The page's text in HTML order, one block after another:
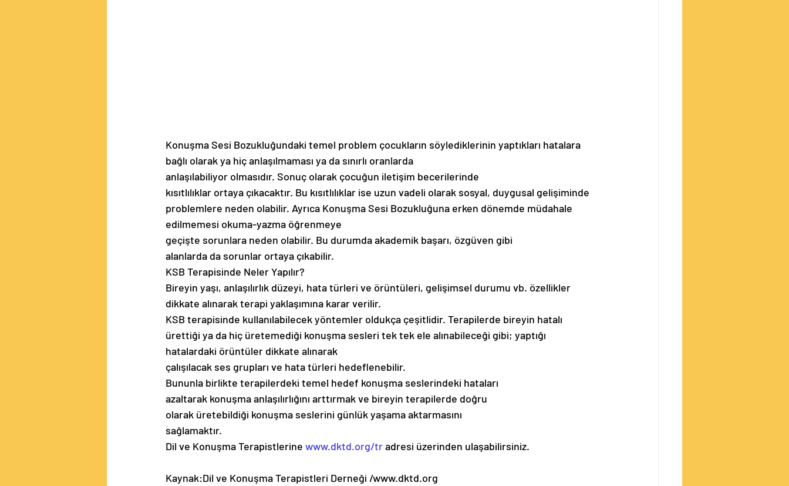
Konuşma Sesi Bozukluğundaki temel problem çocukların söylediklerinin yaptıkları hatalara
bağlı olarak ya hiç anlaşılmaması ya da sınırlı oranlarda
anlaşılabiliyor olmasıdır. Sonuç olarak çocuğun iletişim becerilerinde
kısıtlılıklar ortaya çıkacaktır. Bu kısıtlılıklar ise uzun vadeli olarak sosyal, duygusal gelişiminde
problemlere neden olabilir. Ayrıca Konuşma Sesi Bozukluğuna erken dönemde müdahale
edilmemesi okuma-yazma öğrenmeye
geçişte sorunlara neden olabilir. Bu durumda akademik başarı, özgüven gibi
alanlarda da sorunlar ortaya çıkabilir.
KSB Terapisinde Neler Yapılır?
Bireyin yaşı, anlaşılırlık düzeyi, hata türleri ve örüntüleri, gelişimsel durumu vb. özellikler
dikkate alınarak terapi yaklaşımına karar verilir.
KSB terapisinde kullanılabilecek yöntemler oldukça çeşitlidir. Terapilerde bireyin hatalı
ürettiği ya da hiç üretemediği konuşma sesleri tek tek ele alınabileceği gibi; yaptığı
hatalardaki örüntüler dikkate alınarak
çalışılacak ses grupları ve hata türleri hedeflenebilir.
Bununla birlikte terapilerdeki temel hedef konuşma seslerindeki hataları
azaltarak konuşma anlaşılırlığını arttırmak ve bireyin terapilerde doğru
olarak üretebildiği konuşma seslerini günlük yaşama aktarmasını
sağlamaktır.
Dil ve Konuşma Terapistlerine www.dktd.org/tr adresi üzerinden ulaşabilirsiniz.
Kaynak:Dil ve Konuşma Terapistleri Derneği /www.dktd.org